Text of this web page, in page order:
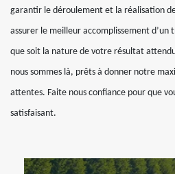
garantir le déroulement et la réalisation
assurer le meilleur accomplissement d’un
que soit la nature de votre résultat
nous sommes là, prêts à donner notre
attentes. Faite nous confiance pour que
satisfaisant.